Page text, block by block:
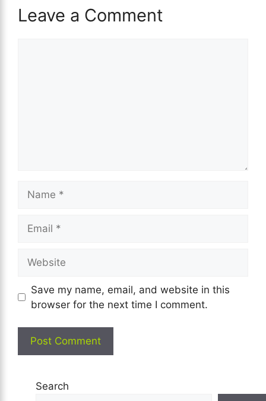
Leave a Comment
Save my name, email, and website in this
browser for the next time I comment.
Search